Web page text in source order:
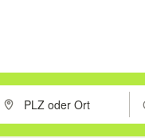
mit den
PLZ oder Ort eingeben.